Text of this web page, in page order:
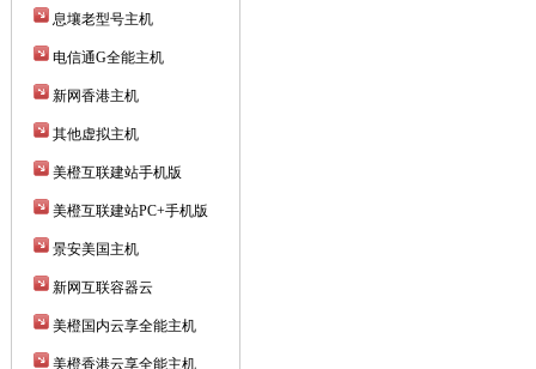
息壤老型号主机
电信通G全能主机
新网香港主机
其他虚拟主机
美橙互联建站手机版
美橙互联建站PC+手机版
景安美国主机
新网互联容器云
美橙国内云享全能主机
美橙香港云享全能主机